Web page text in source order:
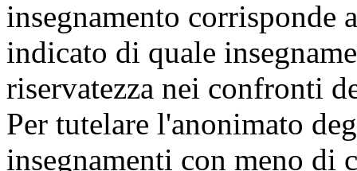
insegnamento corrisponde
indicato di quale
riservatezza nei confronti
Per tutelare l'anonimato
insegnamenti con meno di